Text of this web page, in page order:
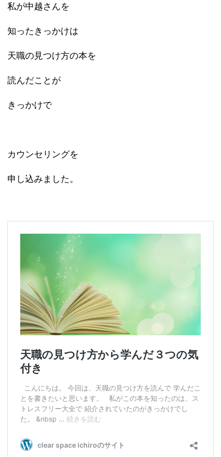
私が中越さんを
知ったきっかけは
天職の見つけ方の本を
読んだことが
きっかけで
カウンセリングを
申し込みました。